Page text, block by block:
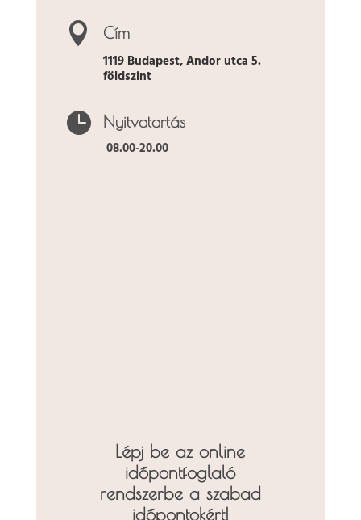
 Cím
1119 Budapest, Andor utca 5.
földszint
 Nyitvatartás
08.00-20.00
Lépj be az online
időpontfoglaló
rendszerbe a szabad
időpontokért!